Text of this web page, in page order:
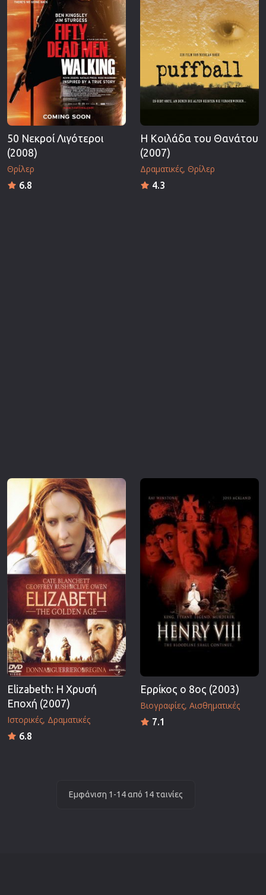
50 Νεκροί Λιγότεροι
(2008)
Θρίλερ
6.8
Η Κοιλάδα του Θανάτου
(2007)
Δραματικές Θρίλερ
4.3
Elizabeth: Η Χρυσή
Εποχή (2007)
Ιστορικές Δραματικές
6.8
Ερρίκος ο 8ος (2003)
Βιογραφίες Αισθηματικές
7.1
Εμφάνιση 1-14 από 14 ταινίες